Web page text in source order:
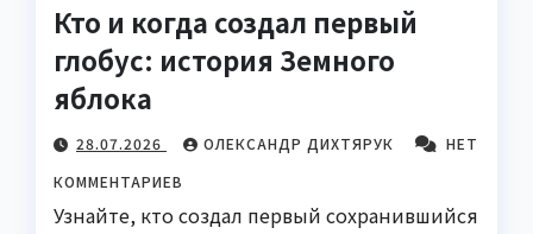
Кто и когда создал первый
глобус: история Земного
яблока
28.07.2026 ОЛЕКСАНДР ДИХТЯРУК
НЕТ
КОММЕНТАРИЕВ
Узнайте, кто создал первый сохранившийся